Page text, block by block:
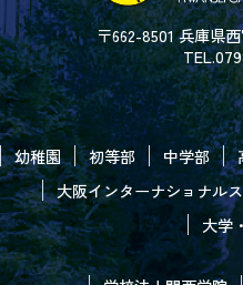
〒662-8501 兵庫県
幼稚園 初等部 中学部
大阪インターナショナル
大学